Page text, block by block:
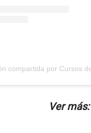
Ver más: